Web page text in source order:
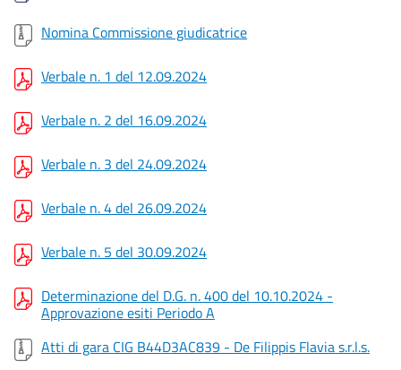
Nomina Commissione giudicatrice
Verbale n. 1 del 12.09.2024
Verbale n. 2 del 16.09.2024
Verbale n. 3 del 24.09.2024
Verbale n. 4 del 26.09.2024
Verbale n. 5 del 30.09.2024
Determinazione del D.G. n. 400 del 10.10.2024 -
Approvazione esiti Periodo A
Atti di gara CIG B44D3AC839 - De Filippis Flavia s.r.l.s.